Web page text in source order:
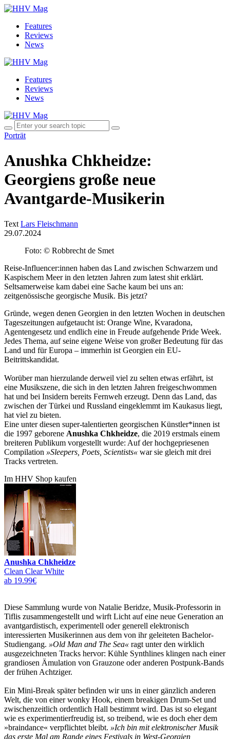
Features
Reviews
News
Features
Reviews
News
Porträt
Anushka Chkheidze:
Georgiens große neue
Avantgarde-Musikerin
Text Lars Fleischmann
29.07.2024
Foto: © Robbrecht de Smet
Reise-Influencer:innen haben das Land zwischen Schwarzem und
Kaspischem Meer in den letzten Jahren zum latest shit erklärt.
Seltsamerweise kam dabei eine Sache kaum bei uns an:
zeitgenössische georgische Musik. Bis jetzt?
Gründe, wegen denen Georgien in den letzten Wochen in deutschen
Tageszeitungen aufgetaucht ist: Orange Wine, Kvaradona,
Agentengesetz und endlich eine in Freude aufgehende Pride Week.
Jedes Thema, auf seine eigene Weise von großer Bedeutung für das
Land und für Europa – immerhin ist Georgien ein EU-
Beitrittskandidat.
Worüber man hierzulande derweil viel zu selten etwas erfährt, ist
eine Musikszene, die sich in den letzten Jahren freigeschwommen
hat und bei Insidern bereits Fernweh erzeugt. Denn das Land, das
zwischen der Türkei und Russland eingeklemmt im Kaukasus liegt,
hat viel zu bieten.
Eine unter diesen super-talentierten georgischen Künstler*innen ist
die 1997 geborene Anushka Chkheidze, die 2019 erstmals einem
breiteren Publikum vorgestellt wurde: Auf der hochgepriesenen
Compilation »Sleepers, Poets, Scientists« war sie gleich mit drei
Tracks vertreten.
Im HHV Shop kaufen
Anushka Chkheidze
Clean Clear White
ab 19.99€
Diese Sammlung wurde von Natalie Beridze, Musik-Professorin in
Tiflis zusammengestellt und wirft Licht auf eine neue Generation an
avantgardistisch, experimentell oder generell elektronisch
interessierten Musikerinnen aus dem von ihr geleiteten Bachelor-
Studiengang. »Old Man and The Sea« ragt unter den wirklich
ausgezeichneten Tracks hervor: Kühle Synthlines klingen nach einer
grandiosen Ämulation von Grauzone oder anderen Postpunk-Bands
der frühen Achtziger.
Ein Mini-Break später befinden wir uns in einer gänzlich anderen
Welt, die von einer wonky Hook, einem breakigen Drum-Set und
zwischenzeitlich ordentlich Hall bestimmt wird. Das ist so elegant
wie es experimentierfreudig ist, so treibend, wie es doch eher dem
»braindance« verpflichtet bleibt. »Ich bin mit elektronischer Musik
das erste Mal am Rande eines Festivals in West-Georgien